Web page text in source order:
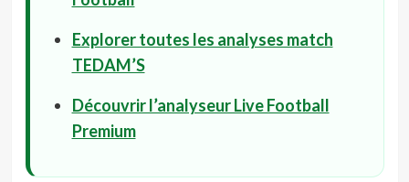
Explorer toutes les analyses match
TEDAM’S
Découvrir l’analyseur Live Football
Premium